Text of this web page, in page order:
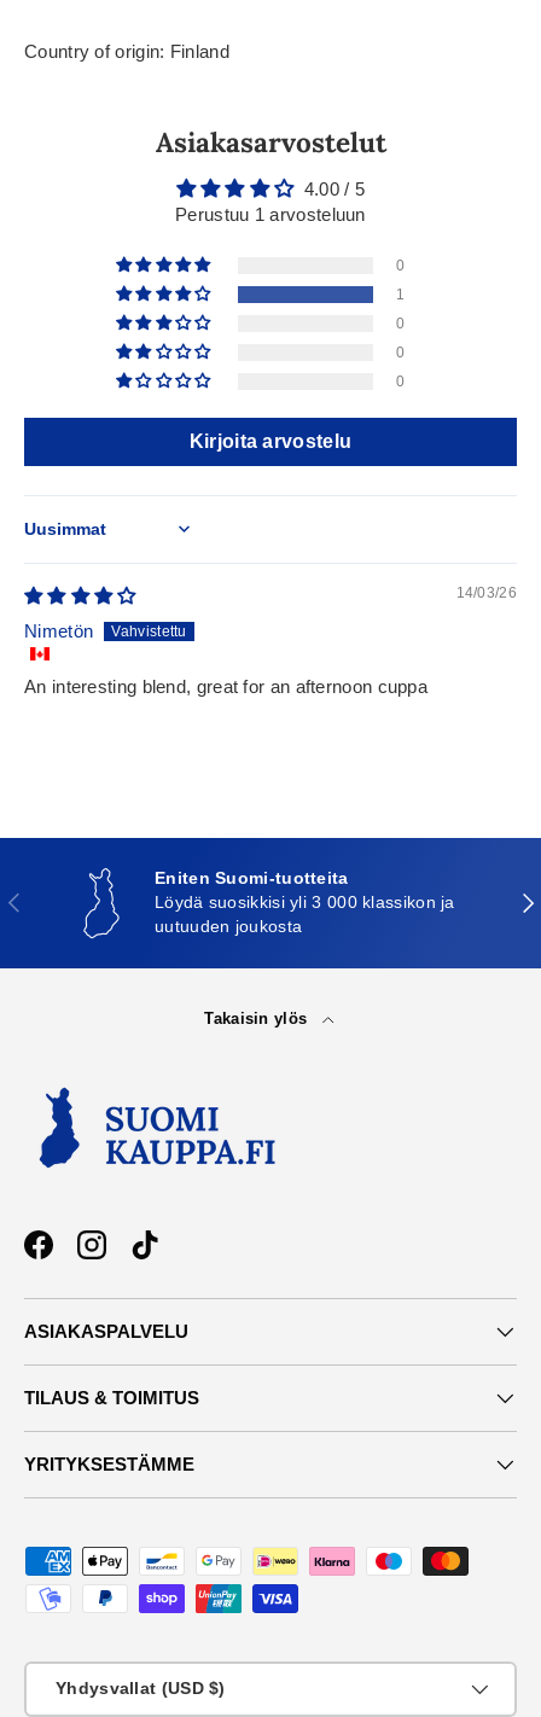
Country of origin: Finland
Asiakasarvostelut
4.00 / 5
Perustuu 1 arvosteluun
0
1
0
0
0
Kirjoita arvostelu
Sort by
14/03/26
Nimetön
An interesting blend, great for an afternoon cuppa
Edellinen
Eniten Suomi-tuotteita
Löydä suosikkisi yli 3 000 klassikon ja
uutuuden joukosta
Takaisin ylös
FacebookInstagramTikTok
ASIAKASPALVELU
TILAUS & TOIMITUS
YRITYKSESTÄMME
Maksutavat
Yhdysvallat (USD $)